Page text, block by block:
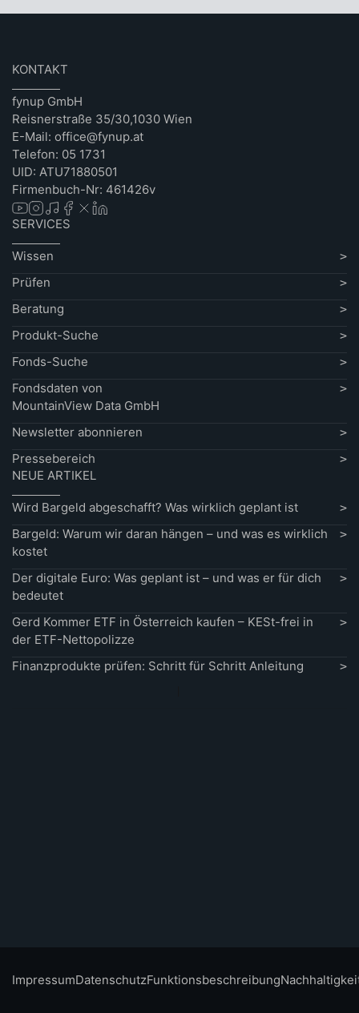
KONTAKT
fynup GmbH
Reisnerstraße 35/30,1030 Wien
E-Mail: office@fynup.at
Telefon: 05 1731
UID: ATU71880501
Firmenbuch-Nr: 461426v
SERVICES
Wissen
Prüfen
Beratung
Produkt-Suche
Fonds-Suche
Fondsdaten von
MountainView Data GmbH
Newsletter abonnieren
Pressebereich
NEUE ARTIKEL
Wird Bargeld abgeschafft? Was wirklich geplant ist
Bargeld: Warum wir daran hängen – und was es wirklich
kostet
Der digitale Euro: Was geplant ist – und was er für dich
bedeutet
Gerd Kommer ETF in Österreich kaufen – KESt-frei in
der ETF-Nettopolizze
Finanzprodukte prüfen: Schritt für Schritt Anleitung
ImpressumDatenschutzFunktionsbeschreibung